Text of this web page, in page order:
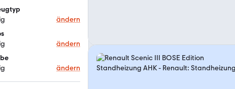
ändern
ändern
ändern